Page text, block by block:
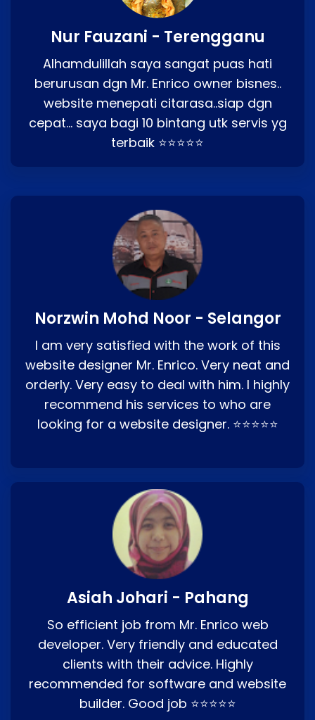
Nur Fauzani - Terengganu
Alhamdulillah saya sangat puas hati
berurusan dgn Mr. Enrico owner bisnes..
website menepati citarasa..siap dgn
cepat… saya bagi 10 bintang utk servis yg
terbaik ⭐⭐⭐⭐⭐
Norzwin Mohd Noor - Selangor
I am very satisfied with the work of this
website designer Mr. Enrico. Very neat and
orderly. Very easy to deal with him. I highly
recommend his services to who are
looking for a website designer. ⭐⭐⭐⭐⭐
Asiah Johari - Pahang
So efficient job from Mr. Enrico web
developer. Very friendly and educated
clients with their advice. Highly
recommended for software and website
builder. Good job ⭐⭐⭐⭐⭐